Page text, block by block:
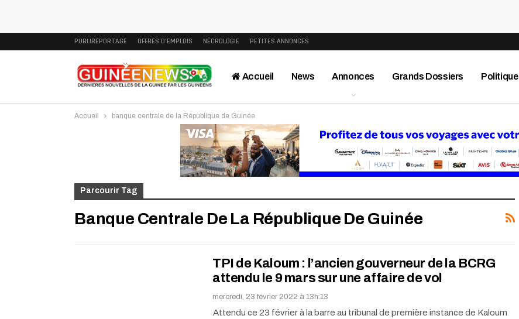
PUBLIREPORTAGE OFFRES D’EMPLOIS NÉCROLOGIE PETITES ANNONCES
Accueil News Annonces Grands Dossiers Politique
Interviews Publireportage Région
Accueil banque centrale de la République de Guinée
Parcourir Tag
Banque Centrale De La République De Guinée
TPI de Kaloum : l’ancien gouverneur de la BCRG
attendu le 9 mars sur une affaire de vol
mercredi, 23 février 2022 à 13h:13
Attendu ce 23 février à la barre au tribunal de première instance de Kaloum